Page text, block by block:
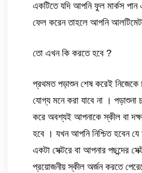
একটিতে যদি আপনি ফুল মার্কস
ফেল করেন তাহলে আপনি
তো এখন কি করতে হবে ?
প্রথমত পড়াশুন শেষ করেই নিজেকে
যোগ্য মনে করা যাবে না । পড়াশুনা
করে অবশ্যই আপনাকে স্কীল বা
হবে । যখন আপনি নিশ্চিত হবেন
একটা সেক্টরে বা আপনার পছন্দের
প্রয়োজনীয় স্কীল অর্জন করতে